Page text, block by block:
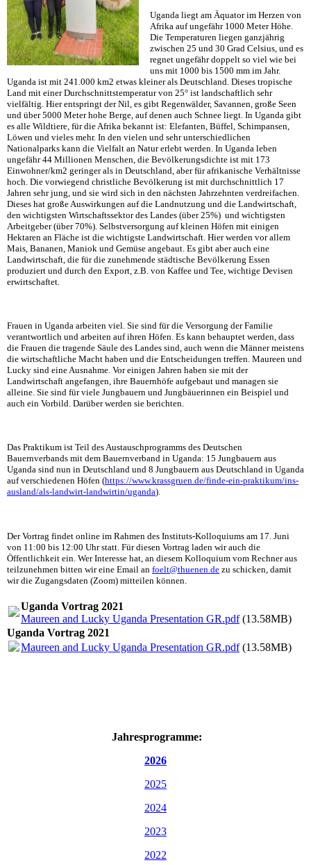
Uganda liegt am Äquator im Herzen von
Afrika auf ungefähr 1000 Meter Höhe.
Die Temperaturen liegen ganzjährig
zwischen 25 und 30 Grad Celsius, und es
regnet ungefähr doppelt so viel wie bei
uns mit 1000 bis 1500 mm im Jahr.
Uganda ist mit 241.000 km2 etwas kleiner als Deutschland. Dieses tropische
Land mit einer Durchschnittstemperatur von 25° ist landschaftlich sehr
vielfältig. Hier entspringt der Nil, es gibt Regenwälder, Savannen, große Seen
und über 5000 Meter hohe Berge, auf denen auch Schnee liegt. In Uganda gibt
es alle Wildtiere, für die Afrika bekannt ist: Elefanten, Büffel, Schimpansen,
Löwen und vieles mehr. In den vielen und sehr unterschiedlichen
Nationalparks kann die Vielfalt an Natur erlebt werden. In Uganda leben
ungefähr 44 Millionen Menschen, die Bevölkerungsdichte ist mit 173
Einwohner/km2 geringer als in Deutschland, aber für afrikanische Verhältnisse
hoch. Die vorwiegend christliche Bevölkerung ist mit durchschnittlich 17
Jahren sehr jung, und sie wird sich in den nächsten Jahrzehnten verdreifachen.
Dieses hat große Auswirkungen auf die Landnutzung und die Landwirtschaft,
den wichtigsten Wirtschaftssektor des Landes (über 25%) und wichtigsten
Arbeitgeber (über 70%). Selbstversorgung auf kleinen Höfen mit einigen
Hektaren an Fläche ist die wichtigste Landwirtschaft. Hier werden vor allem
Mais, Bananen, Maniok und Gemüse angebaut. Es gibt aber auch eine
Landwirtschaft, die für die zunehmende städtische Bevölkerung Essen
produziert und durch den Export, z.B. von Kaffee und Tee, wichtige Devisen
erwirtschaftet.
Frauen in Uganda arbeiten viel. Sie sind für die Versorgung der Familie
verantwortlich und arbeiten auf ihren Höfen. Es kann behauptet werden, dass
die Frauen die tragende Säule des Landes sind, auch wenn die Männer meistens
die wirtschaftliche Macht haben und die Entscheidungen treffen. Maureen und
Lucky sind eine Ausnahme. Vor einigen Jahren haben sie mit der
Landwirtschaft angefangen, ihre Bauernhöfe aufgebaut und managen sie
alleine. Sie sind für viele Jungbauern und Jungbäuerinnen ein Beispiel und
auch ein Vorbild. Darüber werden sie berichten.
Das Praktikum ist Teil des Austauschprogramms des Deutschen
Bauernverbands mit dem Bauernverband in Uganda: 15 Jungbauern aus
Uganda sind nun in Deutschland und 8 Jungbauern aus Deutschland in Uganda
auf verschiedenen Höfen (https://www.krassgruen.de/finde-ein-praktikum/ins-
ausland/als-landwirt-landwirtin/uganda).
Der Vortrag findet online im Rahmen des Instituts-Kolloquiums am 17. Juni
von 11:00 bis 12:00 Uhr statt. Für diesen Vortrag laden wir auch die
Öffentlichkeit ein. Wer Interesse hat, an diesem Kolloquium vom Rechner aus
teilzunehmen bitten wir eine Email an foelt@thuenen.de zu schicken, damit
wir die Zugangsdaten (Zoom) mitteilen können.
Uganda Vortrag 2021
Maureen and Lucky Uganda Presentation GR.pdf(13.58MB)
Uganda Vortrag 2021
Maureen and Lucky Uganda Presentation GR.pdf(13.58MB)
Jahresprogramme:
2026
2025
2024
2023
2022